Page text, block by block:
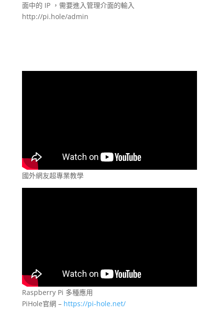
面中的 IP ，需要進入管理介面的輸入
http://pi.hole/admin
國外網友超專業教學
Raspberry Pi 多種應用
PiHole官網 – https://pi-hole.net/